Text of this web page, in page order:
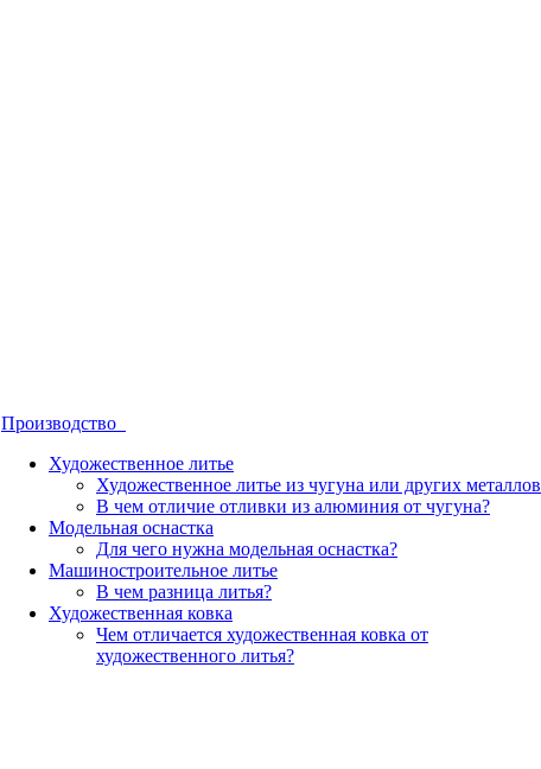
Производство
Художественное литье
Художественное литье из чугуна или других металлов
В чем отличие отливки из алюминия от чугуна?
Модельная оснастка
Для чего нужна модельная оснастка?
Машиностроительное литье
В чем разница литья?
Художественная ковка
Чем отличается художественная ковка от
художественного литья?